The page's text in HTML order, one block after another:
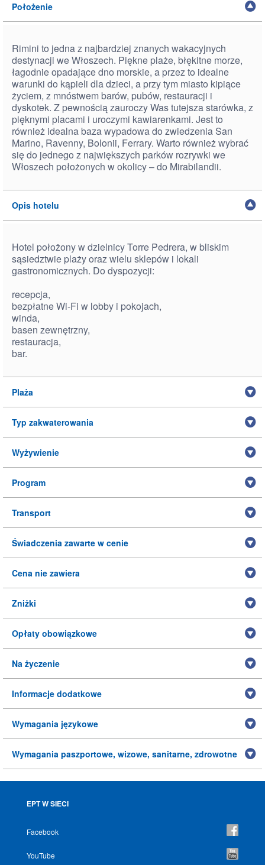
Położenie
Rimini to jedna z najbardziej znanych wakacyjnych
destynacji we Włoszech. Piękne plaże, błękitne morze,
łagodnie opadające dno morskie, a przez to idealne
warunki do kąpieli dla dzieci, a przy tym miasto kipiące
życiem, z mnóstwem barów, pubów, restauracji i
dyskotek. Z pewnością zauroczy Was tutejsza starówka, z
pięknymi placami i uroczymi kawiarenkami. Jest to
również idealna baza wypadowa do zwiedzenia San
Marino, Ravenny, Bolonii, Ferrary. Warto również wybrać
się do jednego z największych parków rozrywki we
Włoszech położonych w okolicy – do Mirabilandii.
Opis hotelu
Hotel położony w dzielnicy Torre Pedrera, w bliskim
sąsiedztwie plaży oraz wielu sklepów i lokali
gastronomicznych. Do dyspozycji:
recepcja,
bezpłatne Wi-Fi w lobby i pokojach,
winda,
basen zewnętrzny,
restauracja,
bar.
Plaża
Typ zakwaterowania
Wyżywienie
Program
Transport
Świadczenia zawarte w cenie
Cena nie zawiera
Zniżki
Opłaty obowiązkowe
Na życzenie
Informacje dodatkowe
Wymagania językowe
Wymagania paszportowe, wizowe, sanitarne, zdrowotne
EPT W SIECI
Facebook
YouTube